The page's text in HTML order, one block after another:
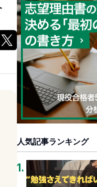
人気記事ランキング
1.